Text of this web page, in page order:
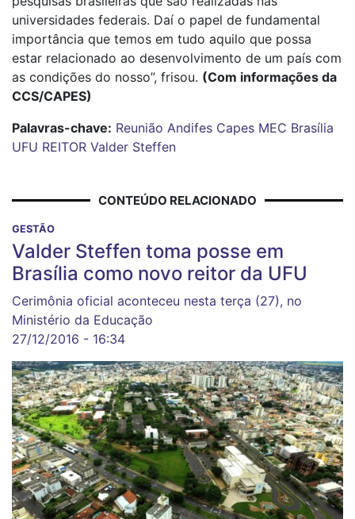
universidades federais. Daí o papel de fundamental
importância que temos em tudo aquilo que possa
estar relacionado ao desenvolvimento de um país com
as condições do nosso”, frisou. (Com informações da
CCS/CAPES)
Palavras-chave: Reunião Andifes Capes MEC Brasília
UFU REITOR Valder Steffen
CONTEÚDO RELACIONADO
GESTÃO
Valder Steffen toma posse em
Brasília como novo reitor da UFU
Cerimônia oficial aconteceu nesta terça (27), no
Ministério da Educação
27/12/2016 - 16:34